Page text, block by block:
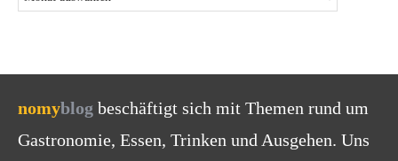
nomyblog beschäftigt sich mit Themen rund um
Gastronomie, Essen, Trinken und Ausgehen. Uns